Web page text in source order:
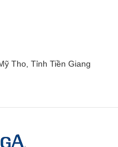
Tho, Tỉnh Tiền Giang